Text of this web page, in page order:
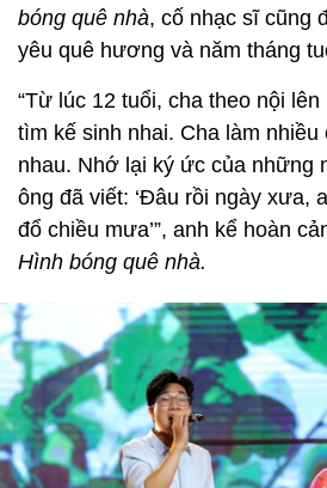
bóng quê nhà, cố nhạc sĩ cũng
yêu quê hương và năm tháng
“Từ lúc 12 tuổi, cha theo nội
tìm kế sinh nhai. Cha làm nhiều
nhau. Nhớ lại ký ức của những
ông đã viết: ‘Đâu rồi ngày xưa,
đổ chiều mưa’”, anh kể hoàn
Hình bóng quê nhà.